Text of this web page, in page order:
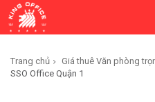
Trang chủ Giá thuê Văn phòng
SSO Office Quận 1